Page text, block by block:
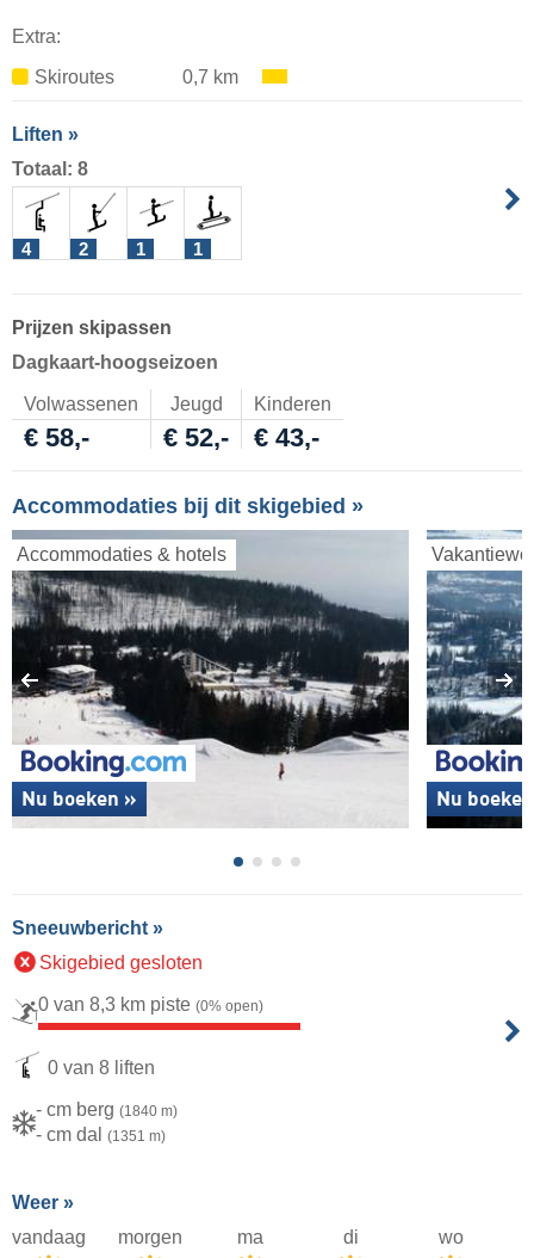
Extra:
Skiroutes
0,7 km
Liften »
Totaal: 8
4 2 1 1
Prijzen skipassen
Dagkaart-hoogseizoen
Volwassenen Jeugd Kinderen
€ 58,- € 52,- € 43,-
Accommodaties bij dit skigebied »
Accommodaties & hotels
Nu boeken » Nu
Sneeuwbericht »
Skigebied gesloten
0 van 8,3 km piste (0% open)
0 van 8 liften
- cm berg (1840 m)
- cm dal (1351 m)
Weer »
vandaag
morgen ma di wo